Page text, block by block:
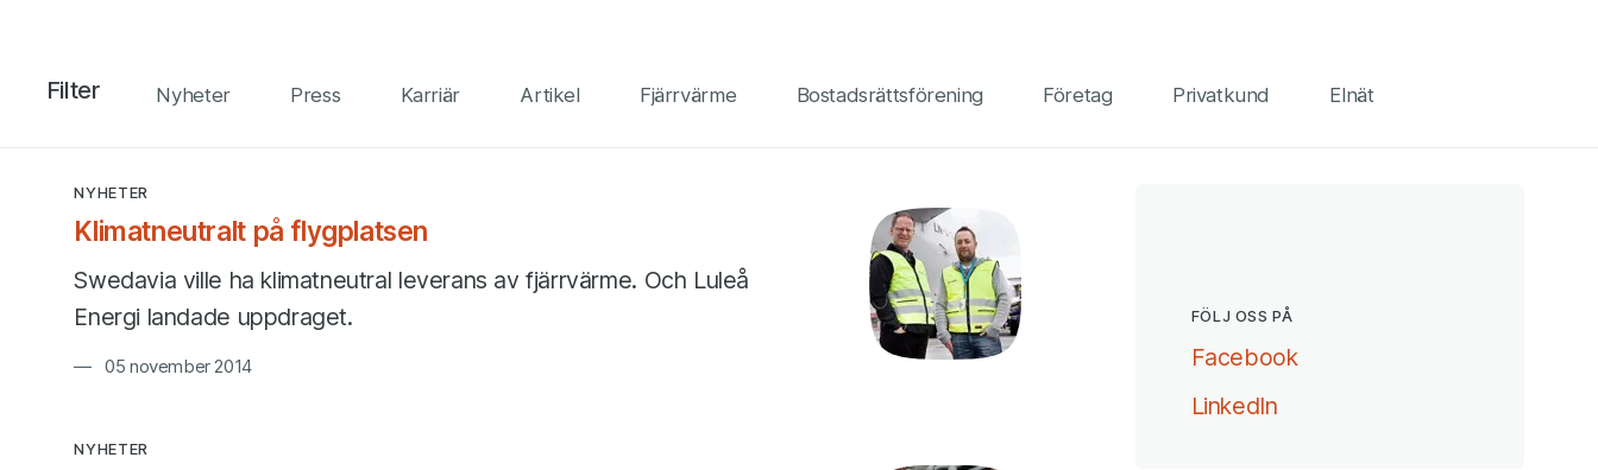
Alla händelser
Filter Nyheter Press Karriär Artikel Fjärrvärme Bostadsrättsförening Företag Privatkund Elnät
Alla händelser,
Klimatneutralt på flygplatsen
NYHETER
Swedavia ville ha klimatneutral leverans av fjärrvärme. Och Luleå
Energi landade uppdraget.
05 november 2014
NYHETER
FÖLJ OSS PÅ
Facebook(öppnas i ny flik)
LinkedIn(öppnas i ny flik)